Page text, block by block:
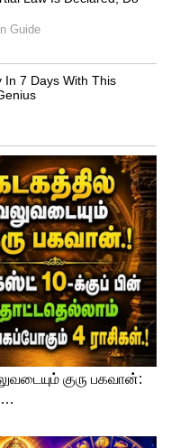
பரபரப்பை